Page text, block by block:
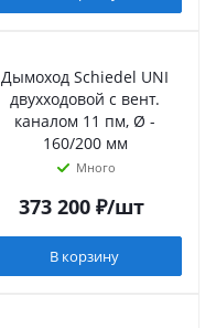
Дымоход Schiedel UNI
двухходовой с вент.
каналом 11 пм, Ø -
160/200 мм
Много
373 200₽/шт
В корзину